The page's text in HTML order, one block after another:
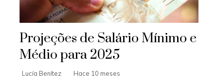
Projeções de Salário Mínimo e
Médio para 2025
Lucía Benítez Hace 10 meses